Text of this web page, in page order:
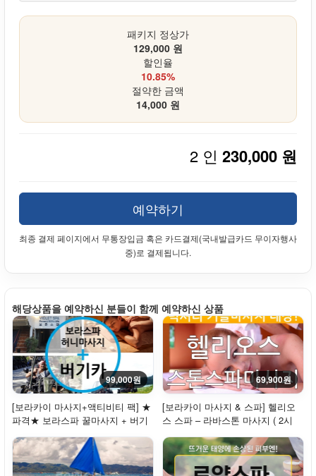
패키지 정상가
129,000 원
할인율
10.85%
절약한 금액
14,000 원
2 인 230,000 원
예약하기
최종 결제 페이지에서 무통장입금 혹은 카드결제(국내발급카드 무이자행사
중)로 결제됩니다.
해당상품을 예약하신 분들이 함께 예약하신 상품
99,000원
[보라카이 마사지+액티비티 팩] ★
파격★ 보라스파 꿀마사지 + 버기
카
69,900원
[보라카이 마사지 & 스파] 헬리오
스 스파 – 라바스톤 마사지 ( 2시
간)